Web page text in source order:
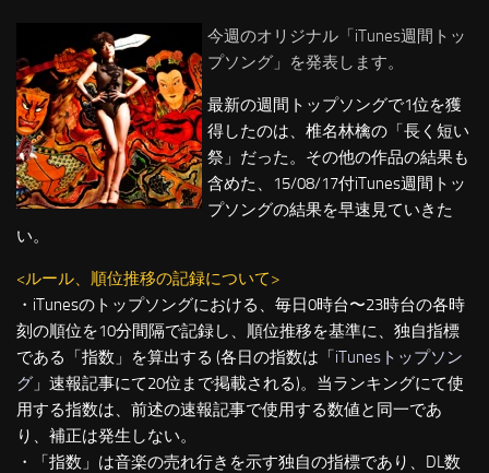
今週のオリジナル「iTunes週間トッ
プソング」を発表します。
最新の週間トップソングで1位を獲
得したのは、椎名林檎の「長く短い
祭」だった。その他の作品の結果も
含めた、15/08/17付iTunes週間トッ
プソングの結果を早速見ていきた
い。
<ルール、順位推移の記録について>
・iTunesのトップソングにおける、毎日0時台〜23時台の各時
刻の順位を10分間隔で記録し、順位推移を基準に、独自指標
である「指数」を算出する (各日の指数は「iTunesトップソン
グ 」速報記事にて20位まで掲載される)。当ランキングにて使
用する指数は、前述の速報記事で使用する数値と同一であ
り、補正は発生しない。
・「指数」は音楽の売れ行きを示す独自の指標であり、DL数